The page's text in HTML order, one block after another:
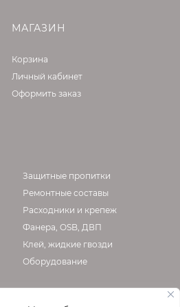
и
теплоизоляционной
слоем
клеевого состава (min
фасадов зданий
учитывать степень
старого штукатурного
сверла со слишком
твердосплавной вставки.
МАГАЗИН
Корзина
Личный кабинет
Оформить заказ
Защитные пропитки
Ремонтные составы
Расходники и крепеж
Фанера, OSB, ДВП
Клей, жидкие гвозди
Оборудование